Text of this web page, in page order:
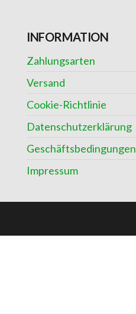
INFORMATION
Zahlungsarten
Versand
Cookie-Richtlinie
Datenschutzerklärung
Geschäftsbedingungen
Impressum